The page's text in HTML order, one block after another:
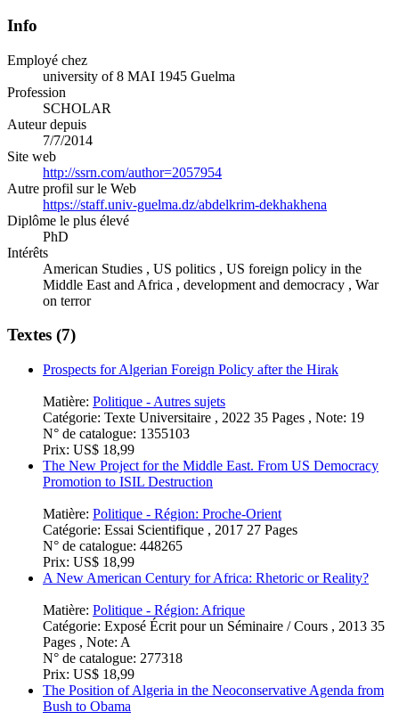
Info
Employé chez
university of 8 MAI 1945 Guelma
Profession
SCHOLAR
Auteur depuis
7/7/2014
Site web
http://ssrn.com/author=2057954
Autre profil sur le Web
https://staff.univ-guelma.dz/abdelkrim-dekhakhena
Diplôme le plus élevé
PhD
Intérêts
American Studies , US politics , US foreign policy in the
Middle East and Africa , development and democracy , War
on terror
Textes (7)
Prospects for Algerian Foreign Policy after the Hirak
Matière: Politique - Autres sujets
Catégorie: Texte Universitaire , 2022 35 Pages , Note: 19
N° de catalogue: 1355103
Prix: US$ 18,99
The New Project for the Middle East. From US Democracy
Promotion to ISIL Destruction
Matière:Politique - Région: Proche-Orient
Catégorie:Essai Scientifique , 2017 27 Pages
N° de catalogue:
Prix:US$ 18,99
Matière:Politique - Région: Afrique
Catégorie:Exposé Écrit pour un Séminaire / Cours , 2013 35
Pages , Note: A
N° de catalogue:277318
Prix: US$ 18,99